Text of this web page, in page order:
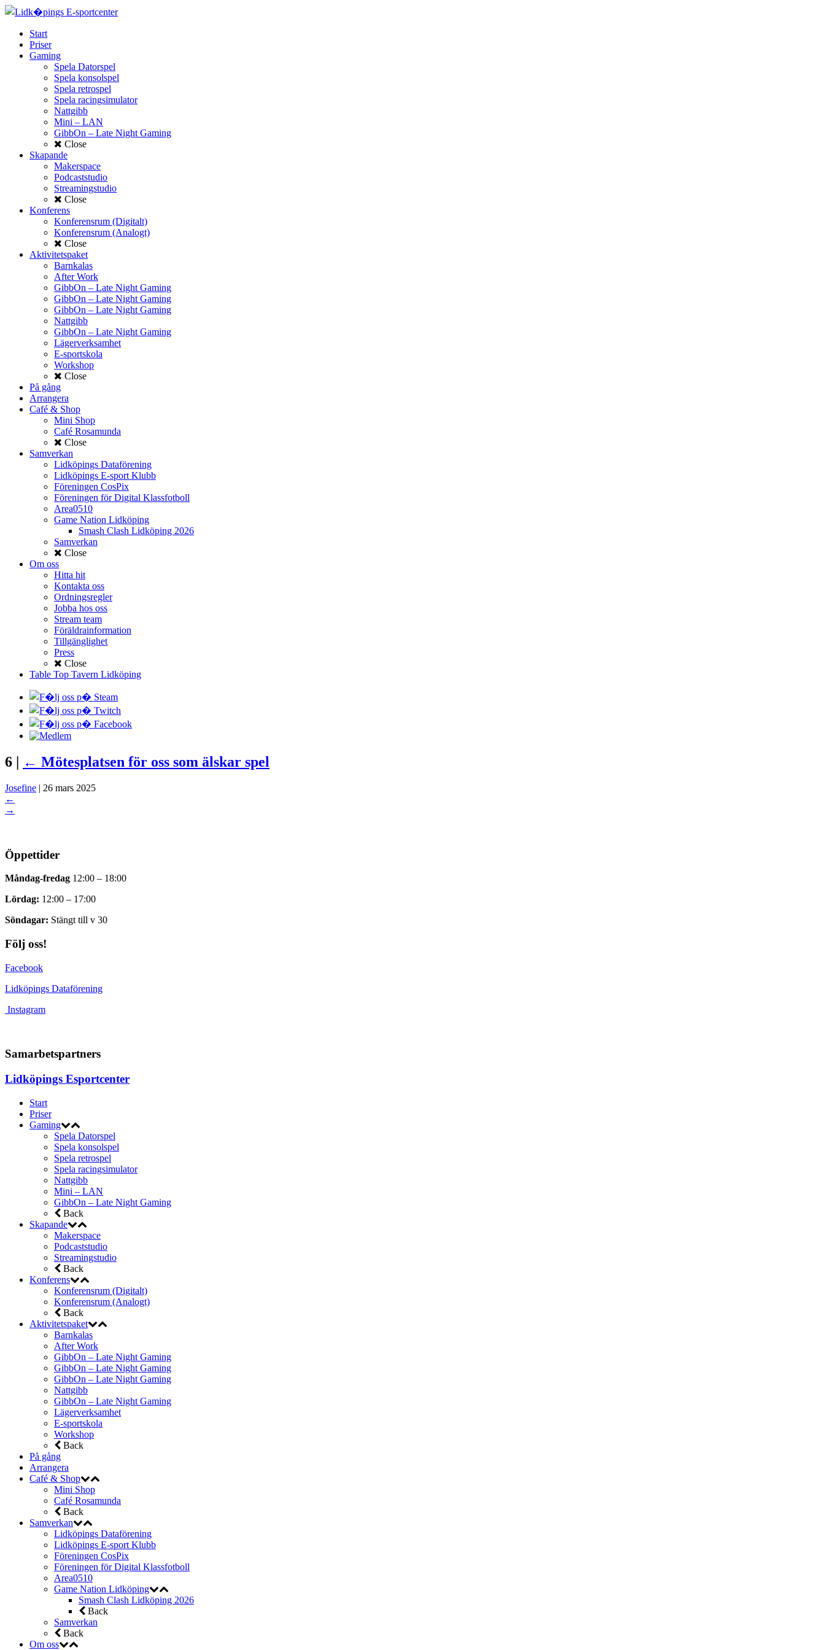
Start
Priser
Gaming
Spela Datorspel
Spela konsolspel
Spela retrospel
Spela racingsimulator
Nattgibb
Mini – LAN
GibbOn – Late Night Gaming
Close
Skapande
Makerspace
Podcaststudio
Streamingstudio
Close
Konferens
Konferensrum (Digitalt)
Konferensrum (Analogt)
Close
Aktivitetspaket
Barnkalas
After Work
GibbOn – Late Night Gaming
GibbOn – Late Night Gaming
GibbOn – Late Night Gaming
Nattgibb
GibbOn – Late Night Gaming
Lägerverksamhet
E-sportskola
Workshop
Close
På gång
Arrangera
Café & Shop
Mini Shop
Café Rosamunda
Close
Samverkan
Lidköpings Dataförening
Lidköpings E-sport Klubb
Föreningen CosPix
Föreningen för Digital Klassfotboll
Area0510
Game Nation Lidköping
Smash Clash Lidköping 2026
Samverkan
Close
Om oss
Hitta hit
Kontakta oss
Ordningsregler
Jobba hos oss
Stream team
Föräldrainformation
Tillgänglighet
Press
Close
Table Top Tavern Lidköping
6 | ← Mötesplatsen för oss som älskar spel
Josefine | 26 mars 2025
←
→
Öppettider
Måndag-fredag 12:00 – 18:00
Lördag: 12:00 – 17:00
Söndagar: Stängt till v 30
Följ oss!
Facebook
Lidköpings Dataförening
Instagram
Samarbetspartners
Lidköpings Esportcenter
Start
Priser
Gaming
Spela Datorspel
Spela konsolspel
Spela retrospel
Spela racingsimulator
Nattgibb
Mini – LAN
GibbOn – Late Night Gaming
Back
Skapande
Makerspace
Podcaststudio
Streamingstudio
Back
Konferens
Konferensrum (Digitalt)
Konferensrum (Analogt)
Back
Aktivitetspaket
Barnkalas
After Work
GibbOn – Late Night Gaming
GibbOn – Late Night Gaming
GibbOn – Late Night Gaming
Nattgibb
GibbOn – Late Night Gaming
Lägerverksamhet
E-sportskola
Workshop
Back
På gång
Arrangera
Café & Shop
Mini Shop
Café Rosamunda
Back
Samverkan
Lidköpings Dataförening
Lidköpings E-sport Klubb
Föreningen CosPix
Föreningen för Digital Klassfotboll
Area0510
Game Nation Lidköping
Smash Clash Lidköping 2026
Back
Samverkan
Back
Om oss